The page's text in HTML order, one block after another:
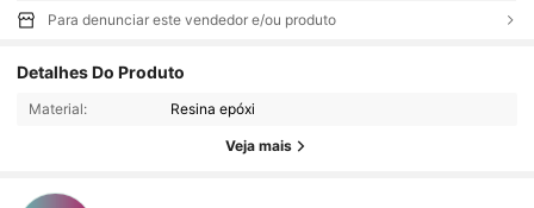
Para denunciar este vendedor e/ou produto
Detalhes Do Produto
Material: Resina epóxi
Veja mais
4,90 12 Seguidores
12 Seguidores
12 Seguidores